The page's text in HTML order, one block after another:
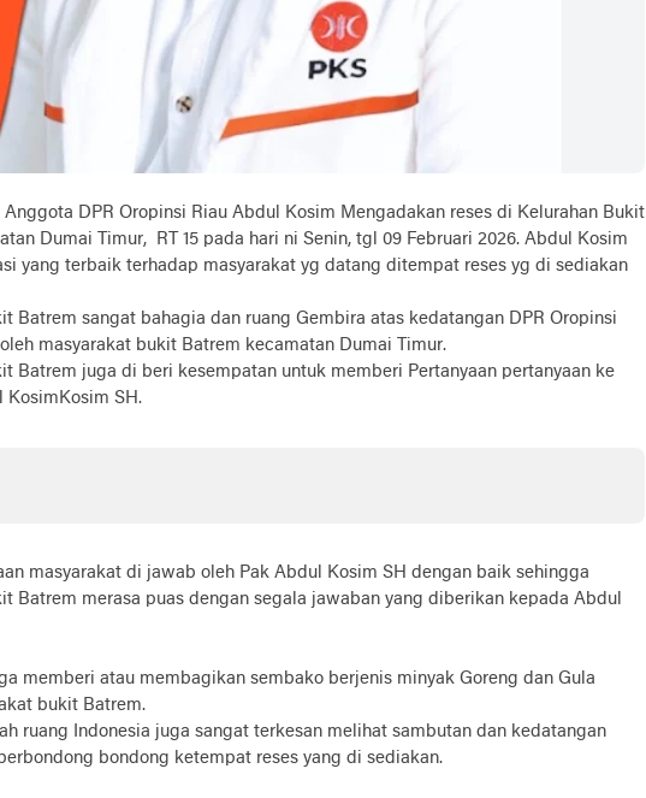
Anggota DPR Oropinsi Riau Abdul Kosim Mengadakan reses di Kelurahan Bukit
Dumai Timur, RT 15 pada hari ni Senin, tgl 09 Februari 2026. Abdul Kosim
yang terbaik terhadap masyarakat yg datang ditempat reses yg di sediakan
Batrem sangat bahagia dan ruang Gembira atas kedatangan DPR Oropinsi
masyarakat bukit Batrem kecamatan Dumai Timur.
Batrem juga di beri kesempatan untuk memberi Pertanyaan pertanyaan ke
KosimKosim SH.
masyarakat di jawab oleh Pak Abdul Kosim SH dengan baik sehingga
Batrem merasa puas dengan segala jawaban yang diberikan kepada Abdul
memberi atau membagikan sembako berjenis minyak Goreng dan Gula
bukit Batrem.
ruang Indonesia juga sangat terkesan melihat sambutan dan kedatangan
bondong ketempat reses yang di sediakan.